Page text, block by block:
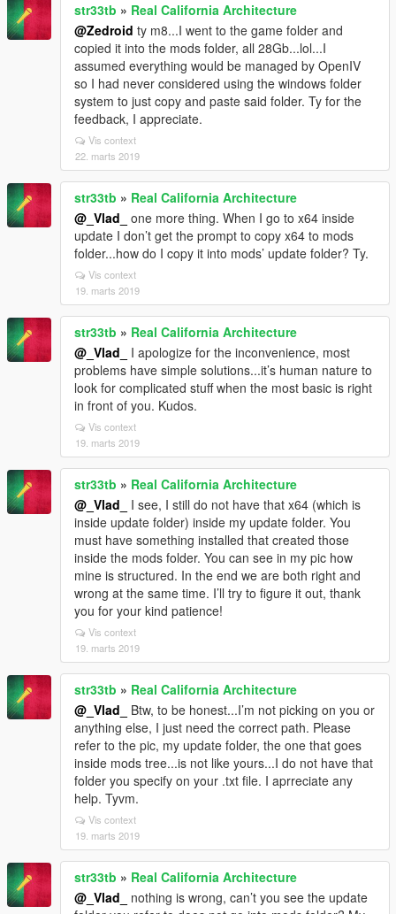
str33tb » Real California Architecture
@Zedroid ty m8...I went to the game folder and
copied it into the mods folder, all 28Gb...lol...I
assumed everything would be managed by OpenIV
so I had never considered using the windows folder
system to just copy and paste said folder. Ty for the
feedback, I appreciate.
Vis context
22. marts 2019
str33tb » Real California Architecture
@_Vlad_
one more thing. When I go to x64 inside
update I don’t get the prompt to copy x64 to mods
folder...how do I copy it into mods’ update folder? Ty.
Vis context
19. marts 2019
str33tb » Real California Architecture
@_Vlad_
I apologize for the inconvenience, most
problems have simple solutions...it’s human nature to
look for complicated stuff when the most basic is right
in front of you. Kudos.
Vis context
19. marts 2019
str33tb » Real California Architecture
@_Vlad_
I see, I still do not have that x64 (which is
inside update folder) inside my update folder. You
must have something installed that created those
inside the mods folder. You can see in my pic how
mine is structured. In the end we are both right and
wrong at the same time. I’ll try to figure it out, thank
you for your kind patience!
Vis context
19. marts 2019
str33tb » Real California Architecture
@_Vlad_
Btw, to be honest...I’m not picking on you or
anything else, I just need the correct path. Please
refer to the pic, my update folder, the one that goes
inside mods tree...is not like yours...I do not have that
folder you specify on your .txt file. I aprreciate any
help. Tyvm.
Vis context
19. marts 2019
str33tb » Real California Architecture
@_Vlad_
nothing is wrong, can’t you see the update